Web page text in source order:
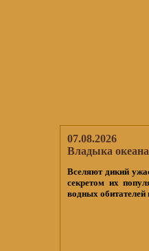
07.08.2026
Владыка
Вселяют дикий
секретом их
водных обитателей